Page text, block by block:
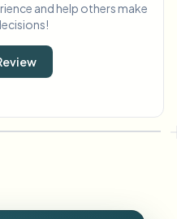
and help others make